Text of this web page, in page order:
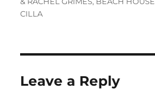
CILLA
Leave a Reply